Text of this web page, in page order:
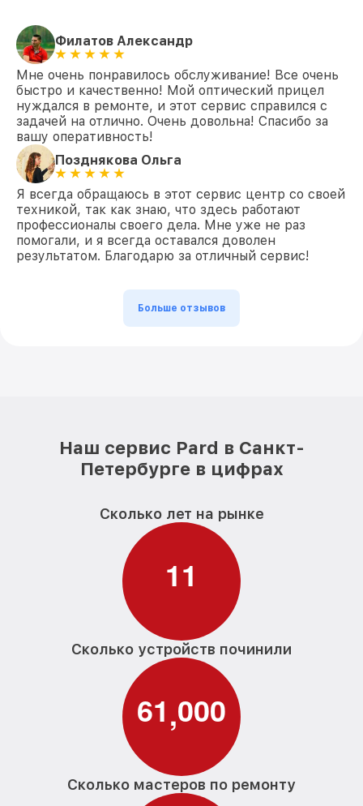
Филатов Александр
Мне очень понравилось обслуживание! Все очень
быстро и качественно! Мой оптический прицел
нуждался в ремонте, и этот сервис справился с
задачей на отлично. Очень довольна! Спасибо за
вашу оперативность!
Позднякова Ольга
Я всегда обращаюсь в этот сервис центр со своей
техникой, так как знаю, что здесь работают
профессионалы своего дела. Мне уже не раз
помогали, и я всегда оставался доволен
результатом. Благодарю за отличный сервис!
Больше отзывов
Наш сервис Pard в Санкт-
Петербурге в цифрах
Сколько лет на рынке
11
Сколько устройств починили
61,000
Сколько мастеров по ремонту